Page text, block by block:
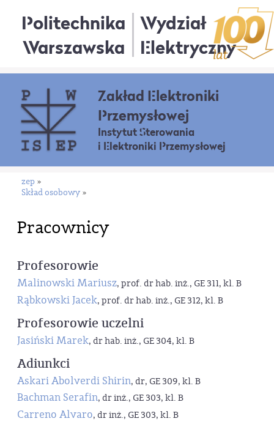
Politechnika
Warszawska
Wydział
Elektryczny
Zakład Elektroniki
Przemysłowej
Instytut Sterowania
i Elektroniki Przemysłowej
zep »
Skład osobowy »
Pracownicy
Profesorowie
Malinowski Mariusz, prof. dr hab. inż., GE 311, kl. B
Rąbkowski Jacek, prof. dr hab. inż., GE 312, kl. B
Profesorowie uczelni
Jasiński Marek, dr hab. inż., GE 304, kl. B
Adiunkci
Askari Abolverdi Shirin, dr, GE 309, kl. B
Bachman Serafin, dr inż., GE 303, kl. B
Carreno Alvaro, dr inż., GE 303, kl. B